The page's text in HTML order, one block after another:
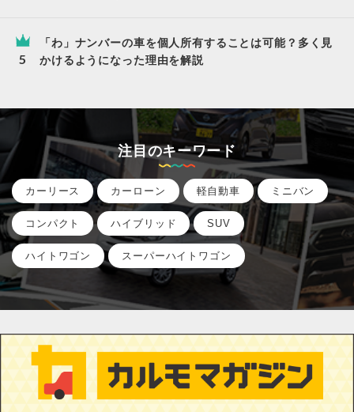
「わ」ナンバーの車を個人所有することは可能？多く見
かけるようになった理由を解説
注目のキーワード
カーリース カーローン 軽自動車 ミニバン
コンパクト ハイブリッド SUV
ハイトワゴン スーパーハイトワゴン